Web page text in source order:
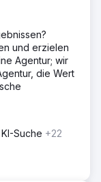
und erzielen
Agentur; wir
die Wert
Suche +22